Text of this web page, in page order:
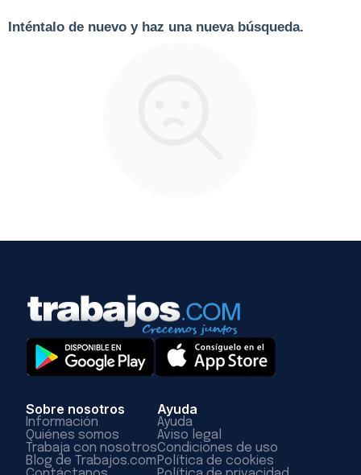
Inténtalo de nuevo y haz una nueva búsqueda.
Sobre nosotros
Información
Quiénes somos
Trabaja con nosotros
Blog de Trabajos.com
Ayuda
Ayuda
Aviso legal
Condiciones de uso
Política de cookies